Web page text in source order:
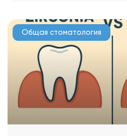
Общая стоматология